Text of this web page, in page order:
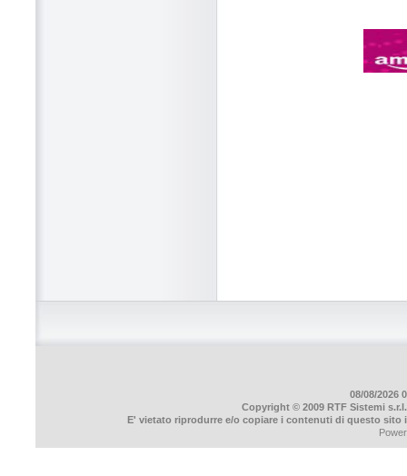
08/08/2026
Copyright © 2009 RTF Sistemi
E' vietato riprodurre e/o copiare i contenuti di questo